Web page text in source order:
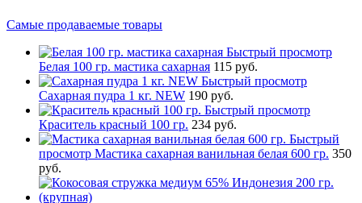
Самые продаваемые товары
Быстрый просмотр
Белая 100 гр. мастика сахарная 115 руб.
Быстрый просмотр
Сахарная пудра 1 кг. NEW 190 руб.
Быстрый просмотр
Краситель красный 100 гр. 234 руб.
Быстрый
просмотр Мастика сахарная ванильная белая 600 гр. 350
руб.